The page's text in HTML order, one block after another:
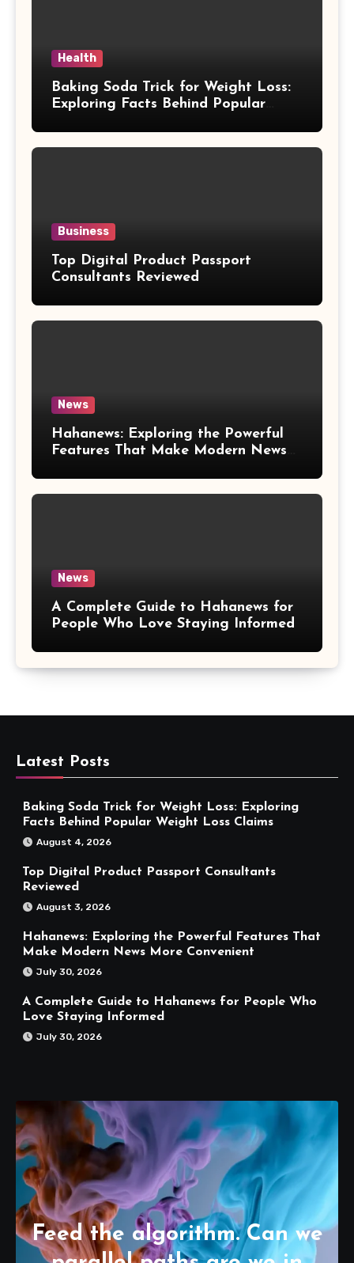
Health
Baking Soda Trick for Weight Loss:
Exploring Facts Behind Popular
Business
Top Digital Product Passport
Consultants Reviewed
News
Hahanews: Exploring the Powerful
Features That Make Modern News
News
A Complete Guide to Hahanews for
People Who Love Staying Informed
Latest Posts
Baking Soda Trick for Weight Loss: Exploring
Facts Behind Popular Weight Loss Claims
August 4, 2026
Top Digital Product Passport Consultants
Reviewed
August 3, 2026
Hahanews: Exploring the Powerful Features That
Make Modern News More Convenient
July 30, 2026
A Complete Guide to Hahanews for People Who
Love Staying Informed
July 30, 2026
Feed the algorithm. Can we